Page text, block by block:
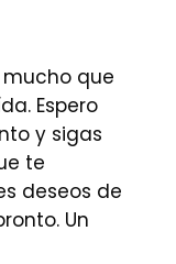
mucho que
Espero
y sigas
te
deseos de
Un